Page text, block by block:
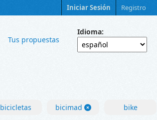
Iniciar Sesión Registro
Tus propuestas
Idioma
bicicletas bicimad bike